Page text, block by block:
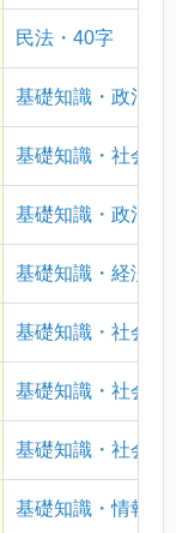
民法・40字
基礎知識・政治
基礎知識・社会
基礎知識・政治
基礎知識・経済
基礎知識・社会
基礎知識・社会
基礎知識・社会
基礎知識・情報通